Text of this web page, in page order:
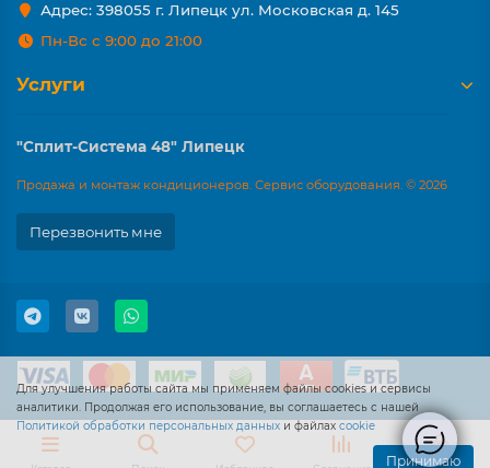
Для улучшения работы сайта мы применяем файлы cookies и сервисы
аналитики. Продолжая его использование, вы соглашаетесь с нашей
Политикой обработки персональных данных и файлах cookie
Принимаю
Адрес: 398055 г. Липецк ул. Московская д. 145
Пн-Вс с 9:00 до 21:00
Услуги
"Сплит-Система 48" Липецк
Продажа и монтаж кондиционеров. Сервис оборудования. © 2026
Перезвонить мне